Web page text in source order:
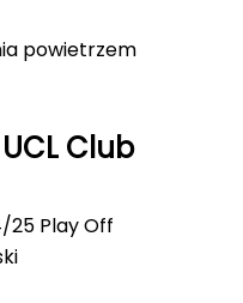
powietrzem
Club
25 Play Off